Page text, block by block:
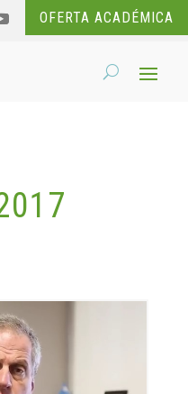
OFERTA ACADÉMICA